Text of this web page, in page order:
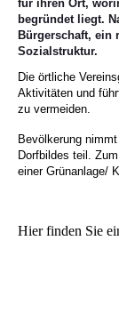
für ihren Ort,
begründet liegt.
Bürgerschaft, ein
Sozialstruktur.
Die örtliche
Aktivitäten und
zu vermeiden.
Bevölkerung
Dorfbildes teil.
einer Grünanlage/
Hier finden Sie